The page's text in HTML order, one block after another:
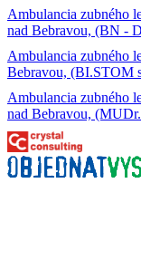
Ambulancia zubného
nad Bebravou, (BN -
Ambulancia zubného
Bebravou, (BI.STOM
Ambulancia zubného
nad Bebravou,